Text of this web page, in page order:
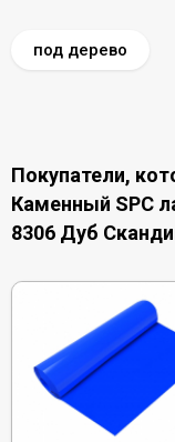
под дерево
Покупатели,
Каменный SPC
8306 Дуб